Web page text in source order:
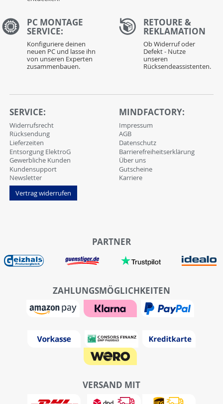
PC MONTAGE
SERVICE:
Konfiguriere deinen
neuen PC und lasse ihn
von unseren Experten
zusammenbauen.
RETOURE &
REKLAMATION
Ob Widerruf oder
Defekt - Nutze
unseren
Rücksendeassistenten.
SERVICE:
Widerrufsrecht
Rücksendung
Lieferzeiten
Entsorgung ElektroG
Gewerbliche Kunden
Kundensupport
Newsletter
Vertrag widerrufen
MINDFACTORY:
Impressum
AGB
Datenschutz
Barrierefreiheitserklärung
Über uns
Gutscheine
Karriere
PARTNER
ZAHLUNGSMÖGLICHKEITEN
VERSAND MIT